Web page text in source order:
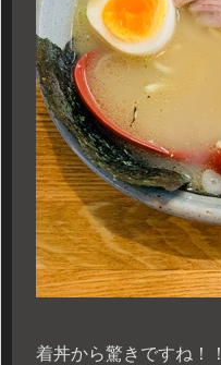
着丼から驚きですね！！